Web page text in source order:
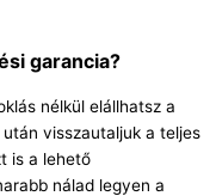
garancia?
nélkül elállhatsz a
visszautaljuk a teljes
is a lehető
nálad legyen a